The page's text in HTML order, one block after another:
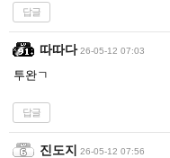
답글
따따다 26-05-12 07:03
투완ㄱ
답글
진도지 26-05-12 07:56